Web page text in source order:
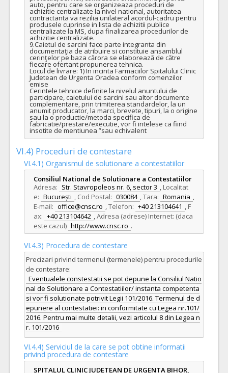
14. URAPIDILUM 25MG/ML sol. inj. 25mg/5ml fiola 5ml
COD CPV: 33622200-8 Antihipertensive (Rev.2)
VALOAREA ESTIMATA FARA
TVA:
9.680,60 - 464.668,80 Leu
ATRIBUIT
13. URAPIDILUM 100MG conc. pt. sol. perf. 100mg f 20ml
COD CPV: 33622200-8 Antihipertensive (Rev.2)
VALOAREA ESTIMATA FARA
TVA:
ATRIBUIT
23. COMBINATII GLICERINA CU NISTATIN 1% lichid pentru badijonari bucale 1% fl 50ml
COD CPV: 33692600-3 Preparate galenice (Rev.2)
VALOAREA ESTIMATA FARA
800,72 - 38.434,56 Leu
ATRIBUIT
Lot 58-APA OXIGENATA 3% 1000ml solutie diluata peroxid de hidrogen 3% fl 1000 ml - pentru cantitati minime si maxime, pret unitar estimat si specificatii tehnice vezi caietul de sarcini si centralizatorul procedurii
COD CPV:
33692000-7 Solutii medicamentoase (Rev.2)
VALOAREA ESTIMATA FARA
TVA:
6.768,00 - 324.864,00 Leu
ATRIBUIT
67. FAMOTIDINUM 40mg compr. film. 40mg cp (LOT-0067)
33610000-9 Medicamente pentru tractul digestiv si metabolism
auto, pentru care se organizeaza proceduri de
achizitie centralizate la nivel national, autoritatea
contractanta va rezilia unilateral acordul-cadru pentru
produsele cuprinse in lista de achizitii publice
centralizate la MS, dupa finalizarea procedurilor de
achizitie centralizate.
9.Caietul de sarcini face parte integranta din
documentaţia de atribuire si constituie ansamblul
cerinţelor pe baza cărora se elaborează de către
fiecare ofertant propunerea tehnica.
Locul de livrare: 1) In incinta Farmaciilor Spitalului Clinic
Judetean de Urgenta Oradea conform comenzilor
emise
Cerintele tehnice definite la nivelul anuntului de
participare, caietului de sarcini sau altor documente
complementare, prin trimiterea standardelor, la un
anumit producator, la marci, brevete, tipuri, la o origine
sau la o productie/metoda specifica de
fabricatie/prestare/executie, vor fi intelese ca fiind
insotite de mentiunea ”sau echivalent
VI.4) Proceduri de contestare
VI.4.1) Organismul de solutionare a contestatiilor
Consiliul National de Solutionare a Contestatiilor
Adresa: Str. Stavropoleos nr. 6, sector 3 , Localitat
e: București , Cod Postal: 030084 ,Tara: Romania ,
E-mail: office@cnsc.ro ,Telefon: +40 213104641 , F
ax: +40 213104642 ,Adresa (adrese) Internet: (daca
este cazul) http://www.cnsc.ro .
VI.4.3) Procedura de contestare
Precizari privind termenul (termenele) pentru procedurile
de contestare:
Eventualele constestatii se pot depune la Consiliul Natio
nal de Solutionare a Contestatiilor/ instanta competenta
si vor fi solutionate potrivit Legii 101/2016. Termenul de d
epunere al contestatiei: in conformitate cu Legea nr.101/
2016. Pentru mai multe detalii, vezi articolul 8 din Legea n
r. 101/2016
VI.4.4) Serviciul de la care se pot obtine informatii
privind procedura de contestare
SPITALUL CLINIC JUDETEAN DE URGENTA BIHOR,